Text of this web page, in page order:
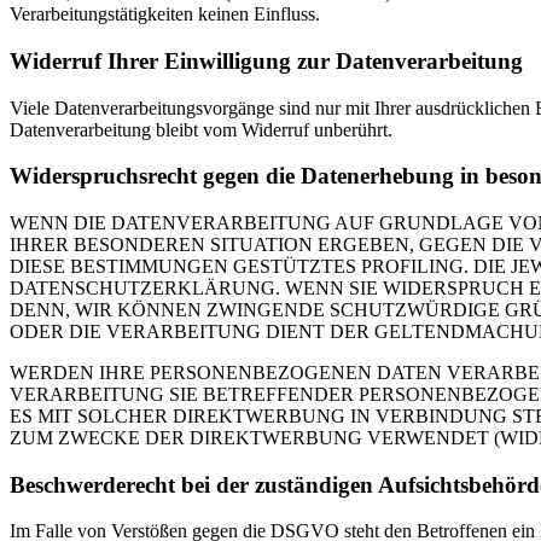
Verarbeitungstätigkeiten keinen Einfluss.
Widerruf Ihrer Einwilligung zur Datenverarbeitung
Viele Datenverarbeitungsvorgänge sind nur mit Ihrer
Datenverarbeitung bleibt vom Widerruf unberührt.
Widerspruchsrecht gegen die Datenerhebung in
WENN DIE DATENVERARBEITUNG AUF GRUNDLAGE
IHRER BESONDEREN SITUATION ERGEBEN, GEGEN
DIESE BESTIMMUNGEN GESTÜTZTES PROFILING. DIE
DATENSCHUTZERKLÄRUNG. WENN SIE WIDERSPRUCH
DENN, WIR KÖNNEN ZWINGENDE SCHUTZWÜRDIGE
ODER DIE VERARBEITUNG DIENT DER
WERDEN IHRE PERSONENBEZOGENEN DATEN
VERARBEITUNG SIE BETREFFENDER
ES MIT SOLCHER DIREKTWERBUNG IN VERBINDUNG
ZUM ZWECKE DER DIREKTWERBUNG VERWENDET
Beschwerde­recht bei der zuständigen
Im Falle von Verstößen gegen die DSGVO steht den Betroffenen